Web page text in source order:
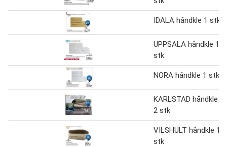
IDALA håndkle 1 stk
UPPSALA håndkle 1
stk
NORA håndkle 1 stk
KARLSTAD håndkle
2 stk
VILSHULT håndkle 1
stk